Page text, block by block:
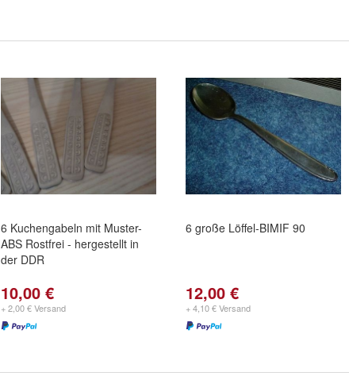
6 Kuchengabeln mit Muster-
ABS Rostfrei - hergestellt in
der DDR
10,00 €
+ 2,00 € Versand
6 große Löffel-BIMIF 90
12,00 €
+ 4,10 € Versand